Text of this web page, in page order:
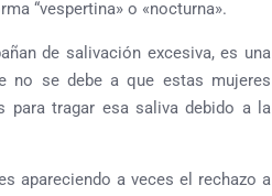
“vespertina» o «nocturna».
de salivación excesiva, es una
no se debe a que estas mujeres
para tragar esa saliva debido a la
apareciendo a veces el rechazo a